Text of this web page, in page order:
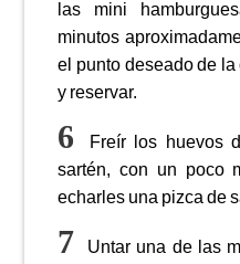
las mini
minutos
el punto deseado de
y reservar.
Freír los huevos
sartén, con un poco
echarles una pizca de
Untar una de las